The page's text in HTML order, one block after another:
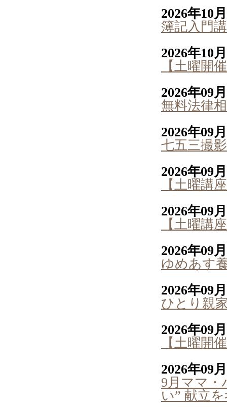
2026年10
簿記入門
2026年10
【土曜開
2026年09
無料法律
2026年09
七五三撮
2026年09
【土曜講
2026年09
【土曜講
2026年09
ゆめあす
2026年09
ひとり親
2026年09
【土曜開
2026年09
9月ママ・
い” 献立